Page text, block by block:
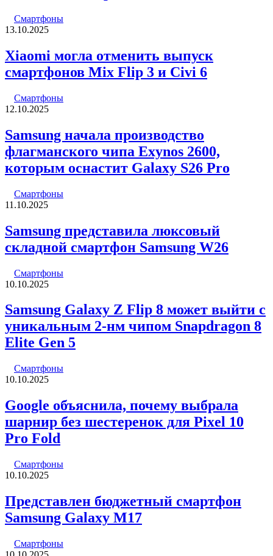
Смартфоны
13.10.2025
Xiaomi могла отменить выпуск
смартфонов Mix Flip 3 и Civi 6
Смартфоны
12.10.2025
Samsung начала производство
флагманского чипа Exynos 2600,
которым оснастит Galaxy S26 Pro
Смартфоны
11.10.2025
Samsung представила люксовый
складной смартфон Samsung W26
Смартфоны
10.10.2025
Samsung Galaxy Z Flip 8 может выйти с
уникальным 2-нм чипом Snapdragon 8
Elite Gen 5
Смартфоны
10.10.2025
Google объяснила, почему выбрала
шарнир без шестеренок для Pixel 10
Pro Fold
Смартфоны
10.10.2025
Представлен бюджетный смартфон
Samsung Galaxy M17
Смартфоны